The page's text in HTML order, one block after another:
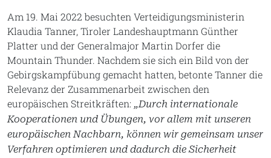
Am 19. Mai 2022 besuchten Verteidigungsministerin
Klaudia Tanner, Tiroler Landeshauptmann Günther
Platter und der Generalmajor Martin Dorfer die
Mountain Thunder. Nachdem sie sich ein Bild von der
Gebirgskampfübung gemacht hatten, betonte Tanner die
Relevanz der Zusammenarbeit zwischen den
europäischen Streitkräften: „Durch internationale
Kooperationen und Übungen, vor allem mit unseren
europäischen Nachbarn, können wir gemeinsam unser
Verfahren optimieren und dadurch die Sicherheit